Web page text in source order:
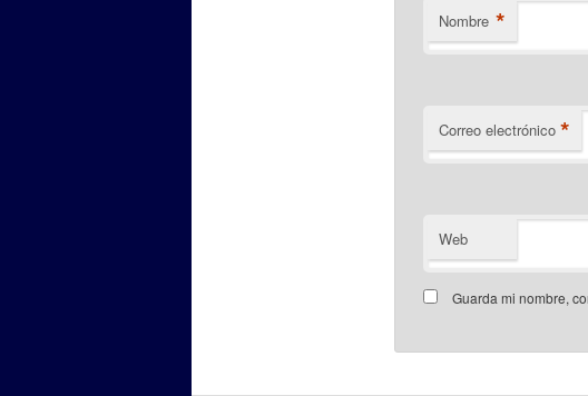
Nombre *
Correo electrónico *
Web
Guarda mi nombre,